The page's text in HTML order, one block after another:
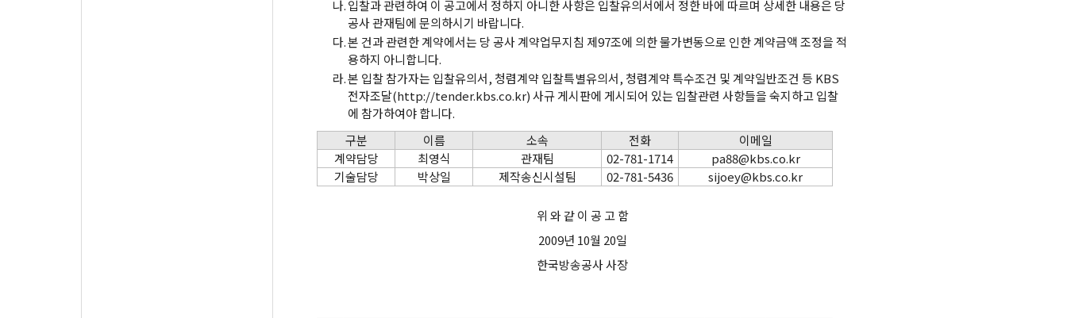
나.입찰과 관련하여 이 공고에서 정하지 아니한 사항은 입찰유의서에서 정한 바에 따르며 상세한 내용은 당
공사 관재팀에 문의하시기 바랍니다.
다.본 건과 관련한 계약에서는 당 공사 계약업무지침 제97조에 의한 물가변동으로 인한 계약금액 조정을 적
용하지 아니합니다.
라.본 입찰 참가자는 입찰유의서, 청렴계약 입찰특별유의서, 청렴계약 특수조건 및 계약일반조건 등 KBS
전자조달(http://tender.kbs.co.kr) 사규 게시판에 게시되어 있는 입찰관련 사항들을 숙지하고 입찰
에 참가하여야 합니다.
구분
이름 소속 전화
이메일
계약담당
최영식 관재팀 02-781-1714
pa88@kbs.co.kr
기술담당
박상일 제작송신시설팀 02-781-5436 sijoey@kbs.co.kr
위 와 같 이 공 고 함
2009년 10월 20일
한국방송공사 사장